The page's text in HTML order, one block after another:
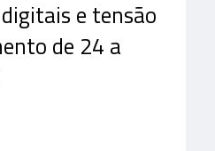
e tensão
de 24 a